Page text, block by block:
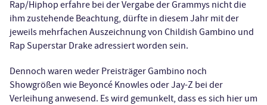
Rap/Hiphop erfahre bei der Vergabe der Grammys nicht die
ihm zustehende Beachtung, dürfte in diesem Jahr mit der
jeweils mehrfachen Auszeichnung von Childish Gambino und
Rap Superstar Drake adressiert worden sein.
Dennoch waren weder Preisträger Gambino noch
Showgrößen wie Beyoncé Knowles oder Jay-Z bei der
Verleihung anwesend. Es wird gemunkelt, dass es sich hier um